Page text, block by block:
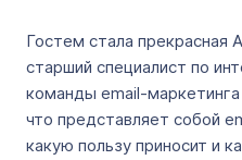
Гостем стала прекрасная
старший специалист по
команды email-маркетинга
что представляет собой
какую пользу приносит и